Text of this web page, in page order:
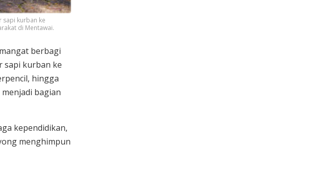
sapi kurban ke
di Mentawai.
berbagi
sapi kurban ke
hingga
bagian
kependidikan,
menghimpun